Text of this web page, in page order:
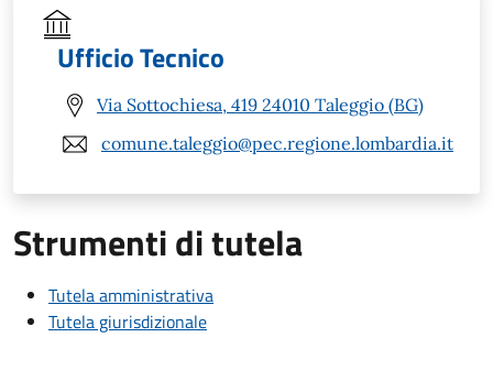
Ufficio Tecnico
Via Sottochiesa, 419 24010 Taleggio (BG)
comune.taleggio@pec.regione.lombardia.it
Strumenti di tutela
Tutela amministrativa
Tutela giurisdizionale